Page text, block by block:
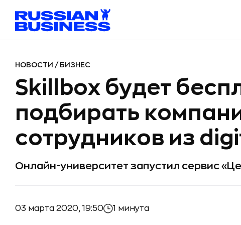
НОВОСТИ / БИЗНЕС
Skillbox будет
подбирать
сотрудников из
Онлайн-университет запустил сервис
03 марта 2020, 19:50 1 минута